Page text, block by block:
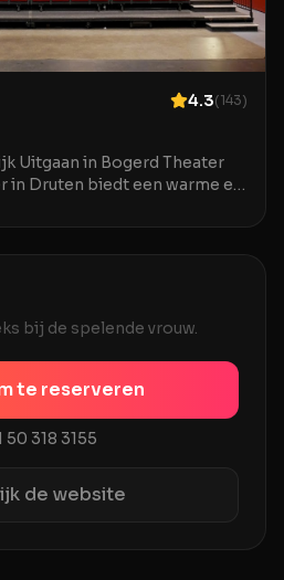
4.3(143)
Uitgaan in Bogerd Theater
in Druten biedt een warme en
bij de spelende vrouw.
te reserveren
50 318 3155
de website